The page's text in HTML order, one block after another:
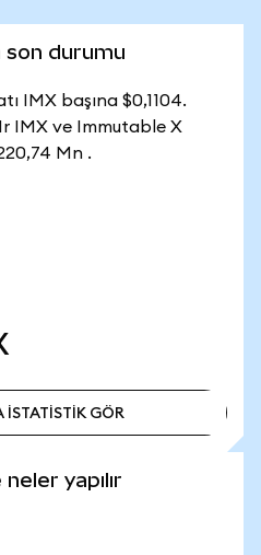
son durumu
IMX başına $0,1104.
IMX ve Immutable X
Mn .
İSTATİSTİK GÖR
yapılır